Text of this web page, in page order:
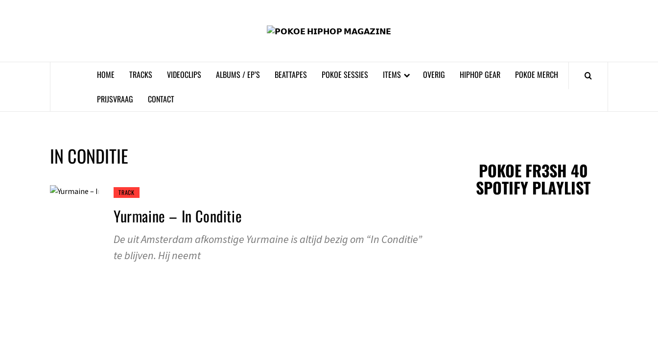
𝗠𝗔𝗚𝗔𝗭𝗜𝗡𝗘
HOME TRACKS VIDEOCLIPS ALBUMS / EP’S BEATTAPES POKOE SESSIES ITEMS OVERIG HIPHOP GEAR POKOE MERCH
PRIJSVRAAG CONTACT
IN CONDITIE
TRACK
Yurmaine – In Conditie
De uit Amsterdam afkomstige Yurmaine is altijd bezig om “In Conditie”
te blijven. Hij neemt
POKOE FR3SH 40
SPOTIFY PLAYLIST